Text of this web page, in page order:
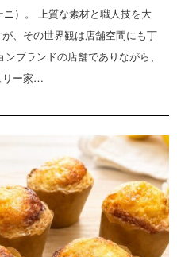
）。 上質な素材と職人技を大
、その世界観は店舗空間にも丁
ブランドの店舗でありながら、
リー家…